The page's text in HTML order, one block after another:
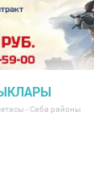
- Саба районы